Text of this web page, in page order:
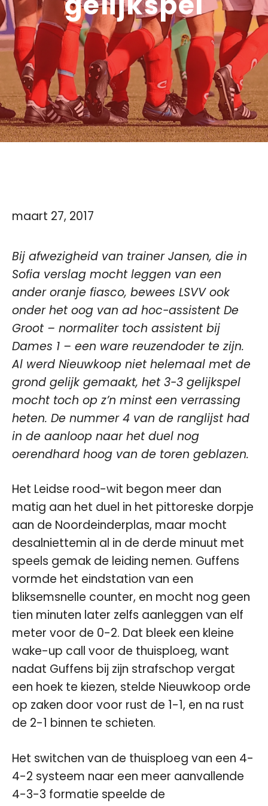
maart 27, 2017
Bij afwezigheid van trainer Jansen, die in
Sofia verslag mocht leggen van een
ander oranje fiasco, bewees LSVV ook
onder het oog van ad hoc-assistent De
Groot – normaliter toch assistent bij
Dames 1 – een ware reuzendoder te zijn.
Al werd Nieuwkoop niet helemaal met de
grond gelijk gemaakt, het 3-3 gelijkspel
mocht toch op z’n minst een verrassing
heten. De nummer 4 van de ranglijst had
in de aanloop naar het duel nog
oerendhard hoog van de toren geblazen.
Het Leidse rood-wit begon meer dan
matig aan het duel in het pittoreske dorpje
aan de Noordeinderplas, maar mocht
desalniettemin al in de derde minuut met
speels gemak de leiding nemen. Guffens
vormde het eindstation van een
bliksemsnelle counter, en mocht nog geen
tien minuten later zelfs aanleggen van elf
meter voor de 0-2. Dat bleek een kleine
wake-up call voor de thuisploeg, want
nadat Guffens bij zijn strafschop vergat
een hoek te kiezen, stelde Nieuwkoop orde
op zaken door voor rust de 1-1, en na rust
de 2-1 binnen te schieten.
Het switchen van de thuisploeg van een 4-
4-2 systeem naar een meer aanvallende
4-3-3 formatie speelde de